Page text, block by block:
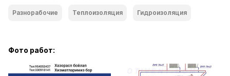
Разнорабочие Теплоизоляция Гидроизоляция
Фото работ: